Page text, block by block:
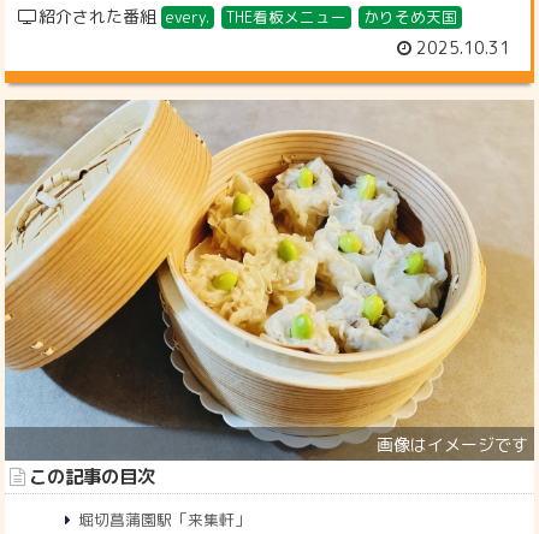
紹介された番組 every. THE看板メニュー かりそめ天国
2025.10.31
この記事の目次
堀切菖蒲園駅「来集軒」